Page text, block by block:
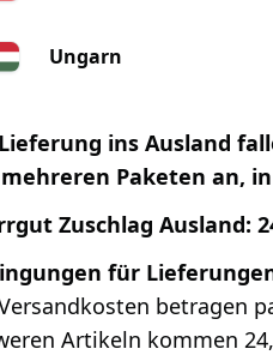
Ungarn
ins Ausland
Paketen an,
Zuschlag Ausland:
für
betragen
Artikeln kommen